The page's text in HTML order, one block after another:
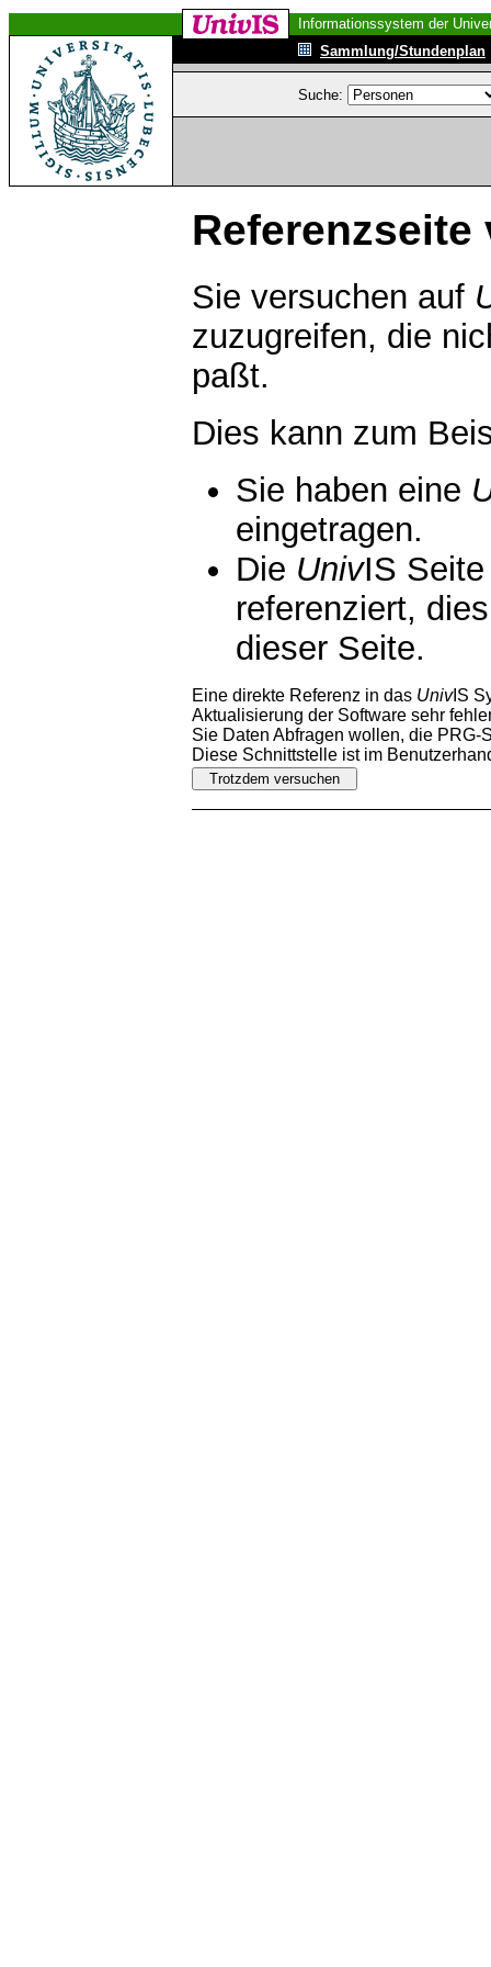
Informationssystem der
Sammlung/Stundenplan
Suche:
Referenzseite
Sie versuchen auf
zuzugreifen, die
paßt.
Dies kann zum
Sie haben eine
eingetragen.
Die UnivIS
referenziert,
dieser Seite.
Eine direkte Referenz in das UnivIS
Aktualisierung der Software sehr
Sie Daten Abfragen wollen, die PRG-
Diese Schnittstelle ist im